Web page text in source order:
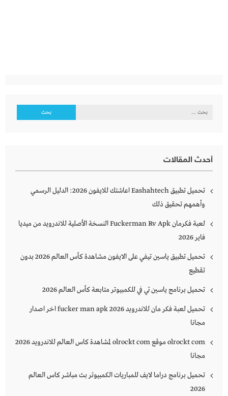
البحث
أحدث المقالات
تحميل تطبيق Eashahtech اعاشتك للايفون 2026: الدليل الرسمي
وأهمهم تحقيق ذلك
لعبة فكرمان Fuckerman Rv Apk النسخة الأصلية للاندرويد من ميديا
فاير 2026
تحميل تطبيق ياسين تيفي على الايفون مشاهدة كأس العالم 2026 بدون
تقطيع
تحميل برنامج ياسين تي في للكمبيوتر متابعة كأس العالم 2026
تحميل لعبة فكر مان للاندرويد 2026 fucker man apk اخر اصدار
مجانا
olrockt com موقع olrockt com لمشاهدة كاس العالم للاندرويد 2026
مجانا
تحميل برنامج دراما لايف للمباريات الكمبيوتر بث مباشر كاس العالم
2026